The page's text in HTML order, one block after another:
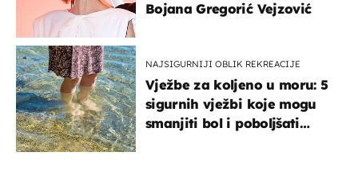
Bojana Gregorić Vejzović
NAJSIGURNIJI OBLIK REKREACIJE
Vježbe za koljeno u moru: 5
sigurnih vježbi koje mogu
smanjiti bol i poboljšati